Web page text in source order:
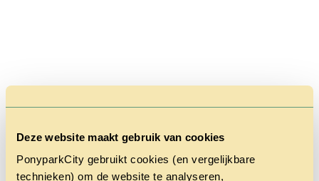
Deze website maakt gebruik van cookies
PonyparkCity gebruikt cookies (en vergelijkbare
technieken) om de website te analyseren,